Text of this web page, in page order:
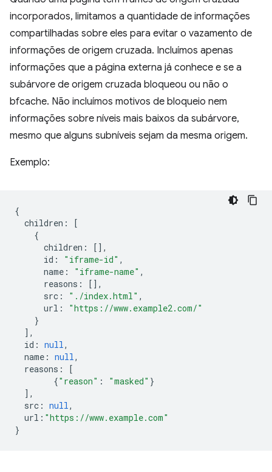
incorporados, limitamos a quantidade de informações
compartilhadas sobre eles para evitar o vazamento de
informações de origem cruzada. Incluímos apenas
informações que a página externa já conhece e se a
subárvore de origem cruzada bloqueou ou não o
bfcache. Não incluímos motivos de bloqueio nem
informações sobre níveis mais baixos da subárvore,
mesmo que alguns subníveis sejam da mesma origem.
Exemplo:
{
children :
[
{
children :
[],
id : "iframe-id" ,
name : "iframe-name" ,
reasons :
[],
src : "./index.html" ,
url :
"https://www.example2.com/"
}
],
id : null,
name : null,
reasons :
[
{"reason" : "masked" }
],
src : null,
url : "https://www.example.com"
}